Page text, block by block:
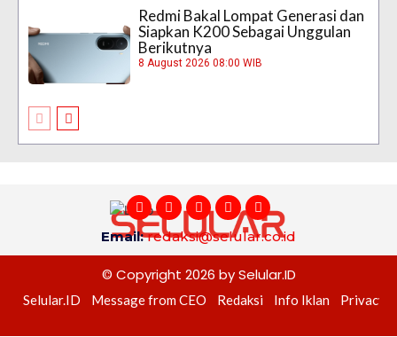
Redmi Bakal Lompat Generasi dan
Siapkan K200 Sebagai Unggulan
Berikutnya
8 August 2026 08:00 WIB
Email:redaksi@selular.co.id
© Copyright 2026 by Selular.ID
Selular.ID Message from CEO Redaksi Info Iklan Privacy